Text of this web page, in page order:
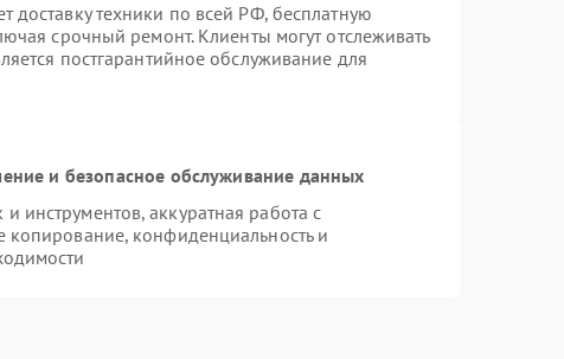
доставку техники по всей РФ, бесплатную
срочный ремонт. Клиенты могут отслеживать
постгарантийное обслуживание для
и безопасное обслуживание данных
аккуратная работа с
конфиденциальность и